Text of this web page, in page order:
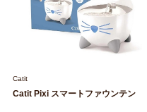
Catit
Catit Pixi スマートファウンテン